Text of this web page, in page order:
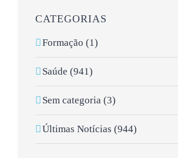
CATEGORIAS
Formação (1)
Saúde (941)
Sem categoria (3)
Últimas Notícias (944)